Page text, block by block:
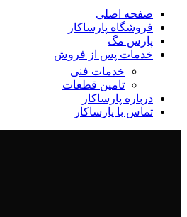
صفحه اصلی
فروشگاه پارساکار
پارس مگ
خدمات پس از فروش
خدمات فنی
تامین قطعات
درباره پارساکار
تماس با پارساکار